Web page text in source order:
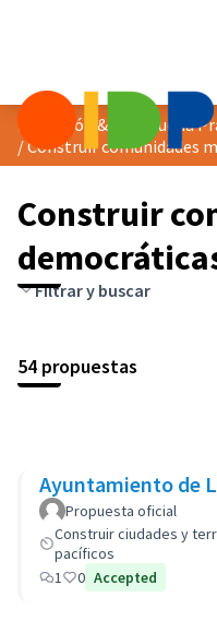
/Construir comunidades
Construir
Filtrar y buscar
54 propuestas
Ayuntamiento de
Propuesta oficial
Construir ciudades y
pacíficos
1
0 Accepted